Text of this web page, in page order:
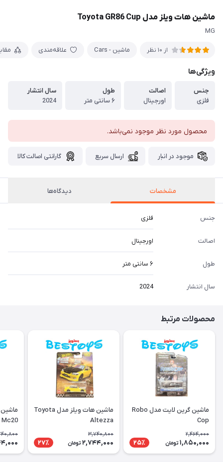
ماشین هات ویلز مدل Toyota GR86 Cup
MG
از 10 نظر ماشین - Cars علاقه‌مندی
ویژگی‌ها
جنس
فلزی
اصالت
اورجینال
طول
۶ سانتی متر
سال انتشار
2024
محصول مورد نظر موجود نمی‌باشد.
موجود در انبار ارسال سریع گارانتی اصالت کالا
مشخصات دیدگاه‌ها
جنس فلزی
اصالت اورجینال
طول ۶ سانتی متر
سال انتشار 2024
محصولات مرتبط
ماشین گرین لایت مدل Robo
Cop
2,464,000
1,850,000 تومان 25٪
ماشین هات ویلز مدل Toyota
Altezza
3,740,800
2,744,000 تومان 27٪